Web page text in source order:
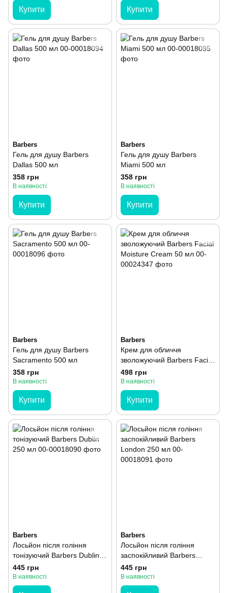
Купити Купити
Barbers
Гель для душу Barbers
Dallas 500 мл
358 грн
В наявності
Купити
Barbers
Гель для душу Barbers
Miami 500 мл
358 грн
В наявності
Купити
Barbers
Гель для душу Barbers
Sacramento 500 мл
358 грн
В наявності
Купити
Barbers
Крем для обличчя
зволожуючий Barbers Facial
Moisture Cream 50 мл
498 грн
В наявності
Купити
Barbers
Лосьйон після гоління
тонізуючий Barbers Dublin
250 мл
445 грн
В наявності
Barbers
Лосьйон після гоління
заспокійливий Barbers
London 250 мл
445 грн
В наявності